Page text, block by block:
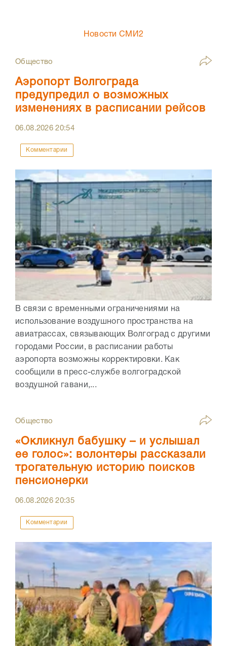
Новости СМИ2
Общество
Аэропорт Волгограда
предупредил о возможных
изменениях в расписании рейсов
06.08.202620:54
Комментарии
В связи с временными ограничениями на
использование воздушного пространства на
авиатрассах, связывающих Волгоград с другими
городами России, в расписании работы
аэропорта возможны корректировки. Как
сообщили в пресс-службе волгоградской
воздушной гавани,...
Общество
«Окликнул бабушку – и услышал
ее голос»: волонтеры рассказали
трогательную историю поисков
пенсионерки
06.08.202620:35
Комментарии